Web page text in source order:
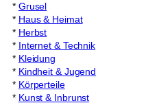
* Grusel
* Haus & Heimat
* Herbst
* Internet & Technik
* Kleidung
* Kindheit & Jugend
* Körperteile
* Kunst & Inbrunst